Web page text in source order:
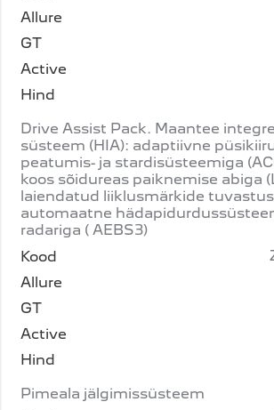
Drive Assist Pack. Maantee
süsteem (HIA): adaptiivne
peatumis- ja stardisüsteemiga
koos sõidureas paiknemise abiga
laiendatud liiklusmärkide tuvastus
automaatne
radariga ( AEBS3)
Pimeala jälgimissüsteem